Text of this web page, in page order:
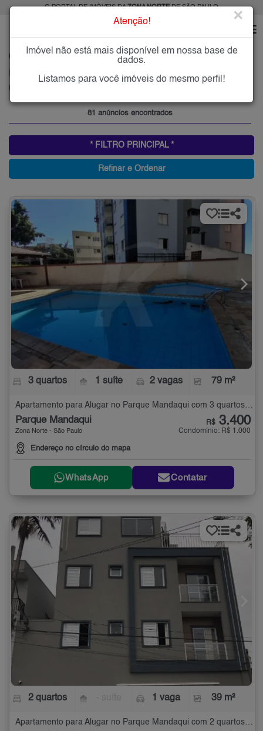
O PORTAL DE IMÓVEIS DAZONA NORTEDE SÃO PAULO
PARQUE MANDAQUI
81 anúncios encontrados
* FILTRO PRINCIPAL *
Refinar e Ordenar
3 quartos 1 suíte 2 vagas 79 m²
Apartamento para Alugar no Parque Mandaqui com 3 quartos - 79 m²
Parque Mandaqui
Zona Norte - São Paulo
Endereço no círculo do mapa
R$ 3.400
Condomínio: R$ 1.000
WhatsApp Contatar
2 quartos 1 vaga 39 m²
Apartamento para Alugar no Parque Mandaqui com 2 quartos - 39 m²
Atenção! ×
Imóvel não está mais disponível em nossa base de
dados.
Listamos para você imóveis do mesmo perfil!